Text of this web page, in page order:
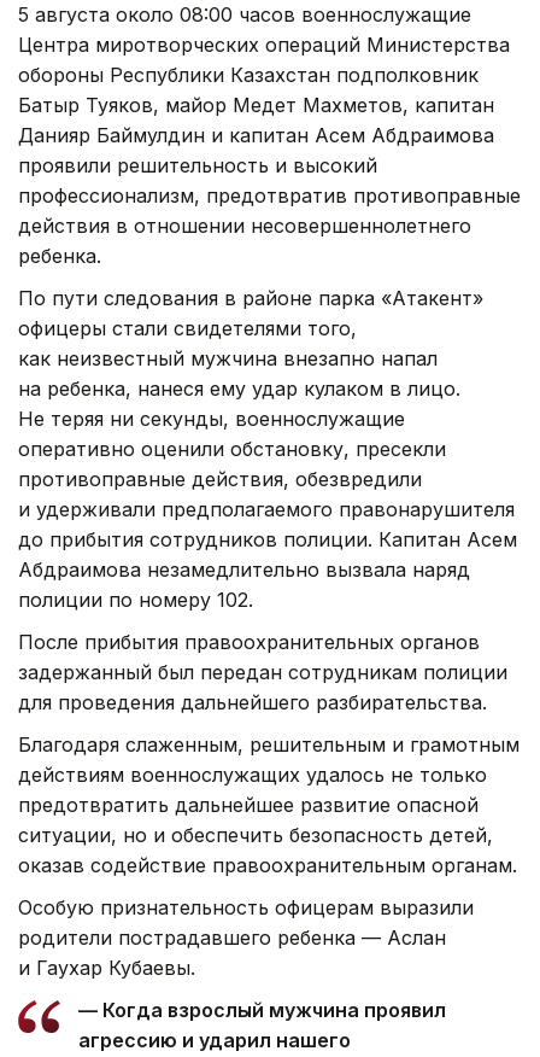
5 августа около 08:00 часов военнослужащие
Центра миротворческих операций Министерства
обороны Республики Казахстан подполковник
Батыр Туяков, майор Медет Махметов, капитан
Данияр Баймулдин и капитан Асем Абдраимова
проявили решительность и высокий
профессионализм, предотвратив противоправные
действия в отношении несовершеннолетнего
ребенка.
По пути следования в районе парка «Атакент»
офицеры стали свидетелями того,
как неизвестный мужчина внезапно напал
на ребенка, нанеся ему удар кулаком в лицо.
Не теряя ни секунды, военнослужащие
оперативно оценили обстановку, пресекли
противоправные действия, обезвредили
и удерживали предполагаемого правонарушителя
до прибытия сотрудников полиции. Капитан Асем
Абдраимова незамедлительно вызвала наряд
полиции по номеру 102.
После прибытия правоохранительных органов
задержанный был передан сотрудникам полиции
для проведения дальнейшего разбирательства.
Благодаря слаженным, решительным и грамотным
действиям военнослужащих удалось не только
предотвратить дальнейшее развитие опасной
ситуации, но и обеспечить безопасность детей,
оказав содействие правоохранительным органам.
Особую признательность офицерам выразили
родители пострадавшего ребенка — Аслан
и Гаухар Кубаевы.
— Когда взрослый мужчина проявил
агрессию и ударил нашего